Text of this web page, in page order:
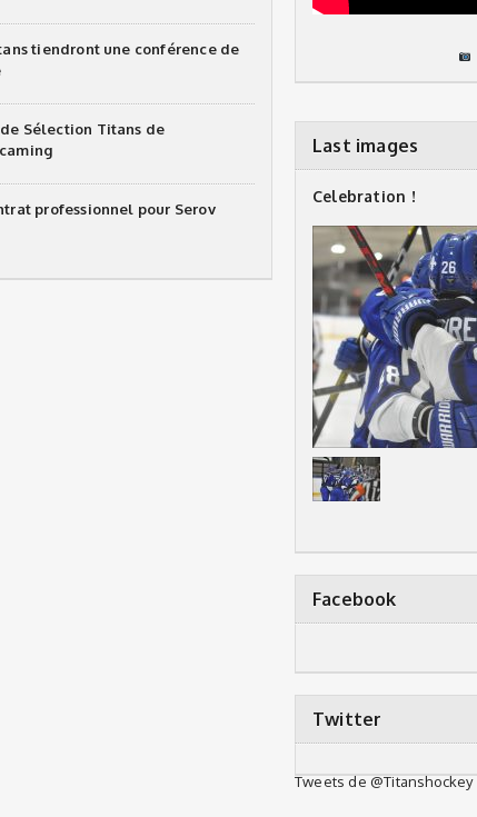
tiendront une conférence de
Sélection Titans de
professionnel pour Serov
Last images
Celebration !
Facebook
Twitter
Tweets de @Titanshockey